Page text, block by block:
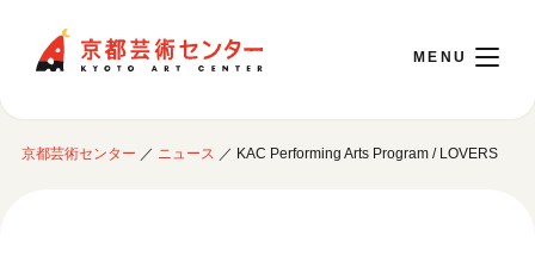
English
京都芸術センター ／ ニュース ／ KAC Performing Arts Program / LOVERS